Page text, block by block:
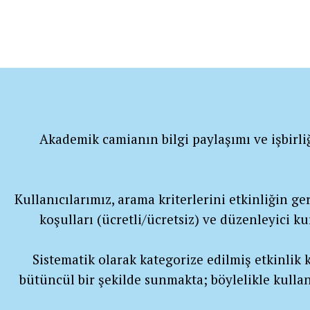
Akademik camianın bilgi paylaşımı ve
Kullanıcılarımız, arama kriterlerini etkinliğin
koşulları (ücretli/ücretsiz) ve düzenleyici
Sistematik olarak kategorize edilmiş etkinlik
bütüncül bir şekilde sunmakta; böylelikle